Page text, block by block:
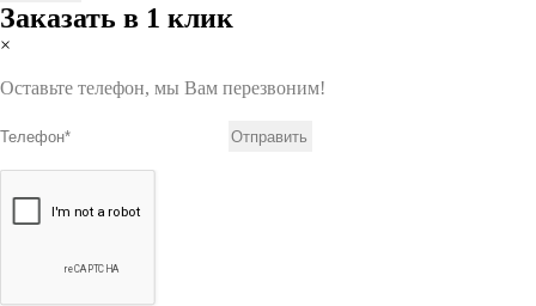
Заказать в 1 клик
×
Оставьте телефон, мы Вам перезвоним!